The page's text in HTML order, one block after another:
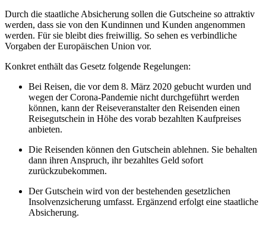
Durch die staatliche Absicherung sollen die Gutscheine so attraktiv
werden, dass sie von den Kundinnen und Kunden angenommen
werden. Für sie bleibt dies freiwillig. So sehen es verbindliche
Vorgaben der Europäischen Union vor.
Konkret enthält das Gesetz folgende Regelungen:
Bei Reisen, die vor dem 8. März 2020 gebucht wurden und
wegen der Corona-Pandemie nicht durchgeführt werden
können, kann der Reiseveranstalter den Reisenden einen
Reisegutschein in Höhe des vorab bezahlten Kaufpreises
anbieten.
Die Reisenden können den Gutschein ablehnen. Sie behalten
dann ihren Anspruch, ihr bezahltes Geld sofort
zurückzubekommen.
Der Gutschein wird von der bestehenden gesetzlichen
Insolvenzsicherung umfasst. Ergänzend erfolgt eine staatliche
Absicherung.